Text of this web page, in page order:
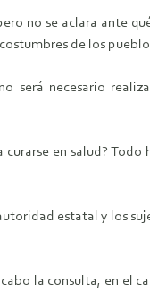
no se aclara ante
de los
será necesario
en salud?
estatal y los
la consulta, en el